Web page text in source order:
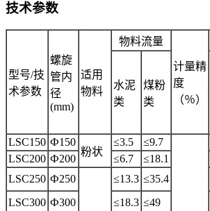
技术参数
型号/技
术参数
螺旋
管内
径
(mm)
适用
物料
物料流量
计量精
度
（％）
水泥
类
煤粉
类
LSC150 Ф150
粉状
≤3.5 ≤9.7
LSC200 Ф200 ≤6.7 ≤18.1
LSC250 Ф250 ≤13.3 ≤35.4
LSC300 Ф300 ≤18.3 ≤49